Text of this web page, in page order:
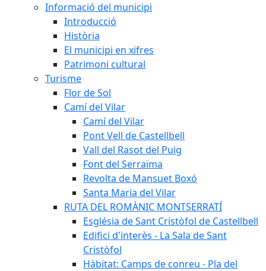
Informació del municipi
Introducció
Història
El municipi en xifres
Patrimoni cultural
Turisme
Flor de Sol
Camí del Vilar
Camí del Vilar
Pont Vell de Castellbell
Vall del Rasot del Puig
Font del Serraïma
Revolta de Mansuet Boxó
Santa Maria del Vilar
RUTA DEL ROMÀNIC MONTSERRATÍ
Església de Sant Cristòfol de Castellbell
Edifici d'interès - La Sala de Sant
Cristòfol
Hàbitat: Camps de conreu - Pla del